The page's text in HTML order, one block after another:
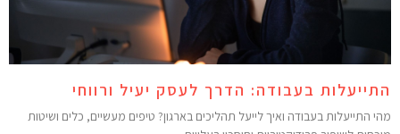
בעבודה: הדרך לעסק יעיל ורווחי
התייעלות בעבודה ואיך לייעל תהליכים בארגון? טיפים מעשיים, כלים ושיטות